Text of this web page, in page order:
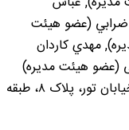
(عضو هیئت
مهدي کاردان
(عضو هیئت مدیره)
آدرس : تهران، خیابان آفریقا، انتهای خیابان تور، پلاک ۸، طبقه